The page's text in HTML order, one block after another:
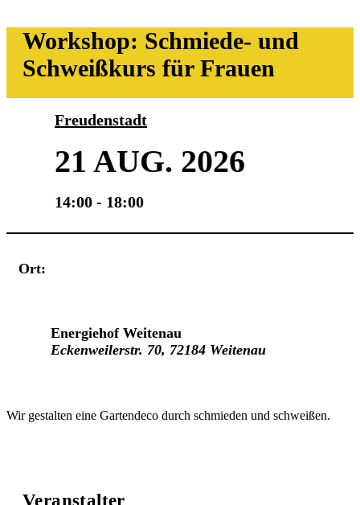
Workshop: Schmiede- und
Schweißkurs für Frauen
Freudenstadt
21 AUG. 2026
14:00 - 18:00
Ort:
Energiehof Weitenau
Eckenweilerstr. 70, 72184 Weitenau
Wir gestalten eine Gartendeco durch schmieden und schweißen.
Veranstalter